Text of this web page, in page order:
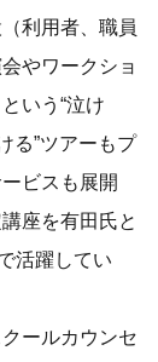
利用者、職員
やワークショ
いう“泣け
る”ツアーもプ
ビスも展開
座を有田氏と
活躍してい
ールカウンセ